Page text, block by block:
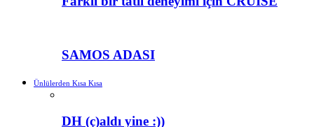
SAMOS ADASI
Ünlülerden Kısa Kısa
DH (ç)aldı yine :))